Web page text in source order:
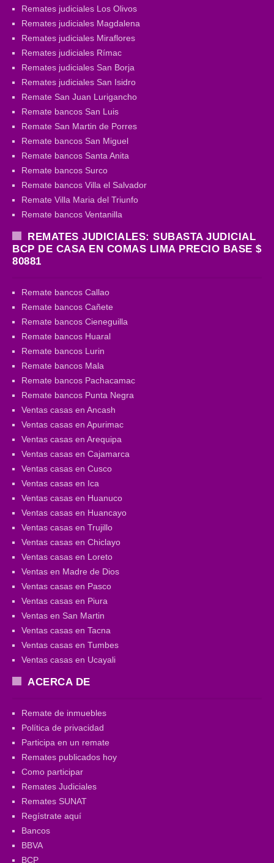
Remates judiciales Los Olivos
Remates judiciales Magdalena
Remates judiciales Miraflores
Remates judiciales Rímac
Remates judiciales San Borja
Remates judiciales San Isidro
Remate San Juan Lurigancho
Remate bancos San Luis
Remate San Martin de Porres
Remate bancos San Miguel
Remate bancos Santa Anita
Remate bancos Surco
Remate bancos Villa el Salvador
Remate Villa Maria del Triunfo
Remate bancos Ventanilla
REMATES JUDICIALES: SUBASTA JUDICIAL
BCP DE CASA EN COMAS LIMA PRECIO BASE $
80881
Remate bancos Callao
Remate bancos Cañete
Remate bancos Cieneguilla
Remate bancos Huaral
Remate bancos Lurin
Remate bancos Mala
Remate bancos Pachacamac
Remate bancos Punta Negra
Ventas casas en Ancash
Ventas casas en Apurimac
Ventas casas en Arequipa
Ventas casas en Cajamarca
Ventas casas en Cusco
Ventas casas en Ica
Ventas casas en Huanuco
Ventas casas en Huancayo
Ventas casas en Trujillo
Ventas casas en Chiclayo
Ventas casas en Loreto
Ventas en Madre de Dios
Ventas casas en Pasco
Ventas casas en Piura
Ventas en San Martin
Ventas casas en Tacna
Ventas casas en Tumbes
Ventas casas en Ucayali
ACERCA DE
Remate de inmuebles
Política de privacidad
Participa en un remate
Remates publicados hoy
Como participar
Remates Judiciales
Remates SUNAT
Regístrate aquí
Bancos
BBVA
BCP